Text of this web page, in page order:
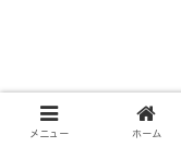
メニュー ホーム